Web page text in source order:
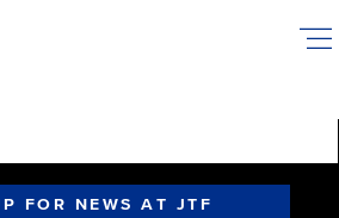
FOR NEWS AT JTF